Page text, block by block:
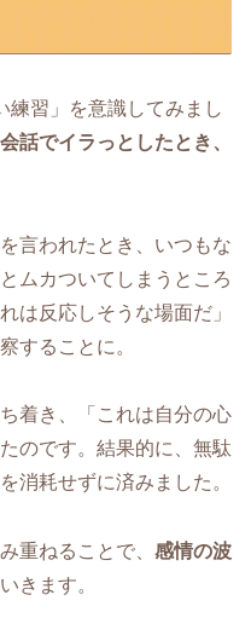
練習」を意識してみまし
話でイラっとしたとき、
言われたとき、いつもな
ムカついてしまうところ
は反応しそうな場面だ」
することに。
着き、「これは自分の心
のです。結果的に、無駄
消耗せずに済みました。
重ねることで、 感情の波
きます。